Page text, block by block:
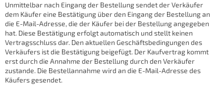
Unmittelbar nach Eingang der Bestellung sendet der Verkäufer
dem Käufer eine Bestätigung über den Eingang der Bestellung an
die E-Mail-Adresse, die der Käufer bei der Bestellung angegeben
hat. Diese Bestätigung erfolgt automatisch und stellt keinen
Vertragsschluss dar. Den aktuellen Geschäftsbedingungen des
Verkäufers ist die Bestätigung beigefügt. Der Kaufvertrag kommt
erst durch die Annahme der Bestellung durch den Verkäufer
zustande. Die Bestellannahme wird an die E-Mail-Adresse des
Käufers gesendet.